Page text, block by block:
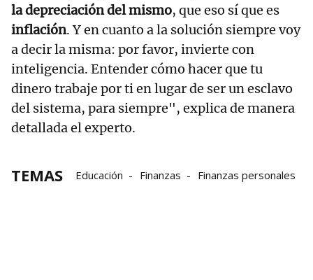
la depreciación del mismo, que eso sí que es
inflación. Y en cuanto a la solución siempre voy
a decir la misma: por favor, invierte con
inteligencia. Entender cómo hacer que tu
dinero trabaje por ti en lugar de ser un esclavo
del sistema, para siempre", explica de manera
detallada el experto.
TEMAS Educación Finanzas Finanzas personales